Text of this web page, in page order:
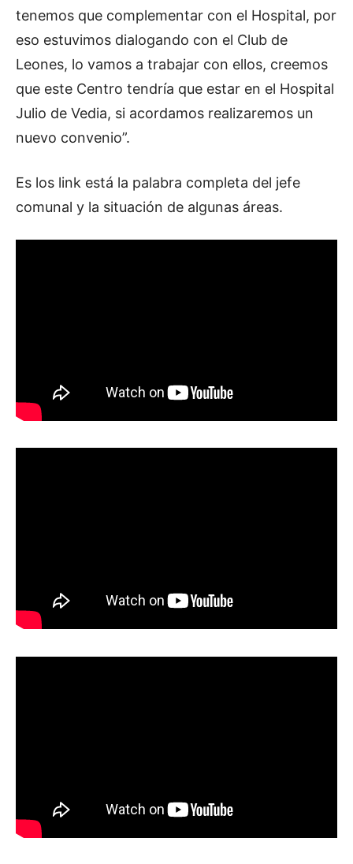
tenemos que complementar con el Hospital, por
eso estuvimos dialogando con el Club de
Leones, lo vamos a trabajar con ellos, creemos
que este Centro tendría que estar en el Hospital
Julio de Vedia, si acordamos realizaremos un
nuevo convenio”.
Es los link está la palabra completa del jefe
comunal y la situación de algunas áreas.